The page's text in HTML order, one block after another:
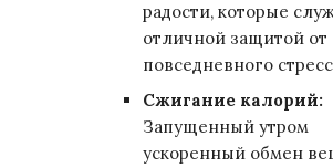
радости, которые
отличной защитой от
повседневного
Сжигание калорий:
Запущенный утром
ускоренный обмен